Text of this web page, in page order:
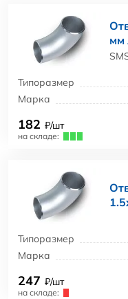
мм
Типоразмер
Марка
182 ₽/шт
на складе:
Типоразмер
Марка
247 ₽/шт
на складе: